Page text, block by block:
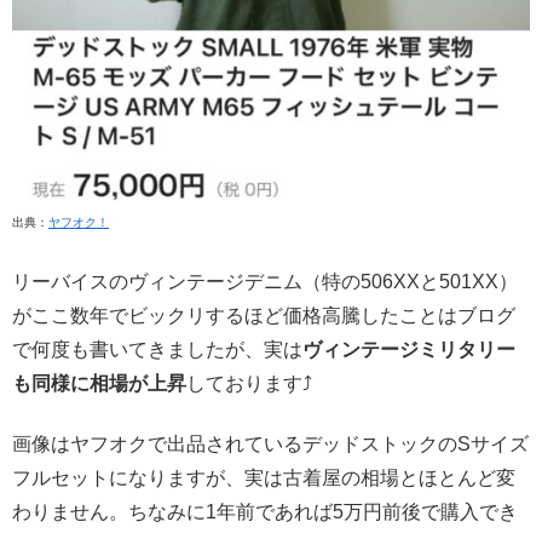
出典： ヤフオク！
リーバイスのヴィンテージデニム（特の506XXと501XX）
がここ数年でビックリするほど価格高騰したことはブログ
で何度も書いてきましたが、実はヴィンテージミリタリー
も同様に相場が上昇しております⤴️
画像はヤフオクで出品されているデッドストックのSサイズ
フルセットになりますが、実は古着屋の相場とほとんど変
わりません。ちなみに1年前であれば5万円前後で購入でき